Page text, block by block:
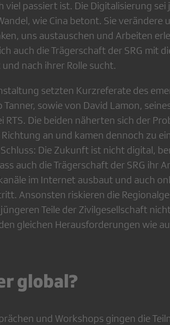
viel passiert ist. Die Digitalisierung
wie Cina betont. Sie verändere
uns austauschen und Arbeiten
auch die Trägerschaft der SRG mit
nach ihrer Rolle sucht.
setzten Kurzreferate des
Tanner, sowie von David Lamon,
RTS. Die beiden näherten sich der
an und kamen dennoch zu
Die Zukunft ist nicht digital,
auch die Trägerschaft der SRG ihr
im Internet ausbaut und auch
Ansonsten riskieren die
Teile der Zivilgesellschaft
gleichen Herausforderungen wie
global?
und Workshops gingen die